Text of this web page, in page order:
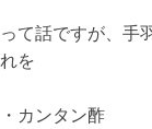
って話ですが、手
れを
・カンタン酢